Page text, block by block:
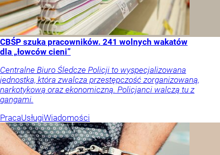
CBŚP szuka pracowników. 241 wolnych wakatów
dla „łowców cieni”
Centralne Biuro Śledcze Policji to wyspecjalizowana
jednostka, która zwalcza przestępczość zorganizowaną,
narkotykową oraz ekonomiczną. Policjanci walczą tu z
gangami.
PracaUsługiWiadomości